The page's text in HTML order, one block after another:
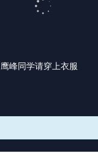
鹰峰同学请穿上衣服